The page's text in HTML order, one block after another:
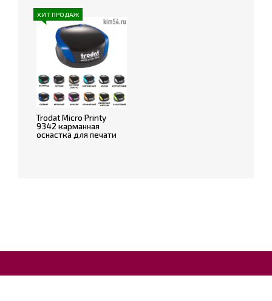
ХИТ ПРОДАЖ
Trodat Micro Printy
9342 карманная
оснастка для печати